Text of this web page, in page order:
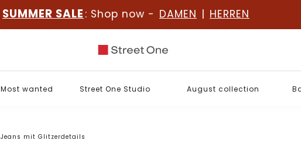
SUMMER SALE : Shop now - DAMEN | HERREN
Most wanted Street One Studio August collection
Jeans mit Glitzerdetails